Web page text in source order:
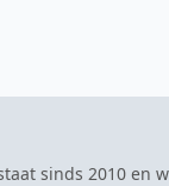
sinds 2010 en